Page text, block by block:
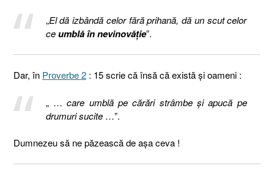
„El dă izbândă celor fără prihană, dă un scut celor
ceumblă în nevinovăţie”.
Dar, în Proverbe 2 : 15 scrie că însă că există și oameni :
„ …care umblă pe cărări strâmbe şi apucă pe
drumuri sucite…”.
Dumnezeu să ne păzească de așa ceva !